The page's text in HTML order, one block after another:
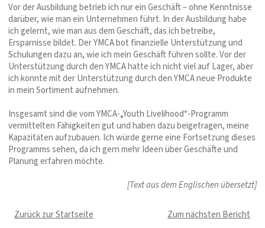
Vor der Ausbildung betrieb ich nur ein Geschäft – ohne Kenntnisse
darüber, wie man ein Unternehmen führt. In der Ausbildung habe
ich gelernt, wie man aus dem Geschäft, das ich betreibe,
Ersparnisse bildet. Der YMCA bot finanzielle Unterstützung und
Schulungen dazu an, wie ich mein Geschäft führen sollte. Vor der
Unterstützung durch den YMCA hatte ich nicht viel auf Lager, aber
ich konnte mit der Unterstützung durch den YMCA neue Produkte
in mein Sortiment aufnehmen.
Insgesamt sind die vom YMCA-„Youth Livelihood“-Programm
vermittelten Fähigkeiten gut und haben dazu beigetragen, meine
Kapazitäten aufzubauen. Ich würde gerne eine Fortsetzung dieses
Programms sehen, da ich gern mehr Ideen über Geschäfte und
Planung erfahren möchte.
[Text aus dem Englischen übersetzt]
Zurück zur Startseite Zum nächsten Bericht